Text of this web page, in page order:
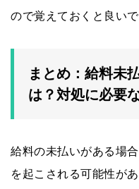
ので覚えておくと良いで
まとめ：給料未
は？対処に必要
給料の未払いがある場
を起こされる可能性があ